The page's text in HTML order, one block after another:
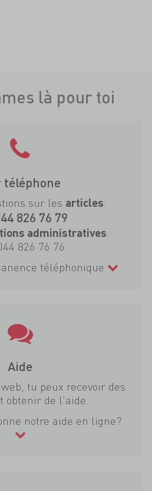
là pour toi
téléphone
sur les articles:
826 76 79
administratives:
826 76 76
téléphonique
Aide
tu peux recevoir des
obtenir de l'aide.
notre aide en ligne?